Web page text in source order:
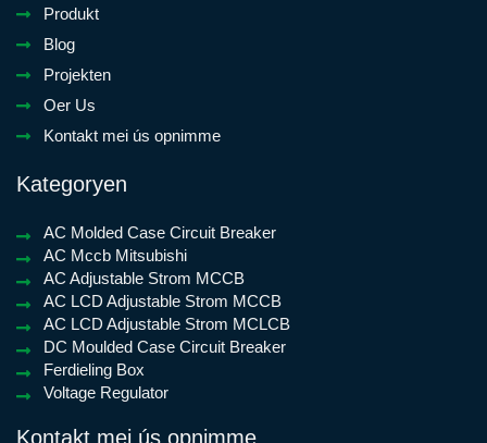
Produkt
Blog
Projekten
Oer Us
Kontakt mei ús opnimme
Kategoryen
AC Molded Case Circuit Breaker
AC Mccb Mitsubishi
AC Adjustable Strom MCCB
AC LCD Adjustable Strom MCCB
AC LCD Adjustable Strom MCLCB
DC Moulded Case Circuit Breaker
Ferdieling Box
Voltage Regulator
Kontakt mei ús opnimme